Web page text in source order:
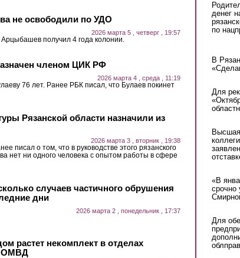
не освободили по УДО
2026 марта 5 , четверг , 19:57
Арцыбашев получил 4 года колонии.
членом ЦИК РФ
2026 марта 4 , среда , 11:19
76 лет. Ранее РБК писал, что Булаев покинет
Рязанской области назначили из
2026 марта 3 , вторник , 19:38
писал о том, что в руководстве этого рязанского
нет ни одного человека с опытом работы в сфере
случаев частичного обрушения
дни
2026 марта 2 , понедельник , 17:37
растет некомплект в отделах
ОМВД
денег
по
В
Для
«В
срочно
Для